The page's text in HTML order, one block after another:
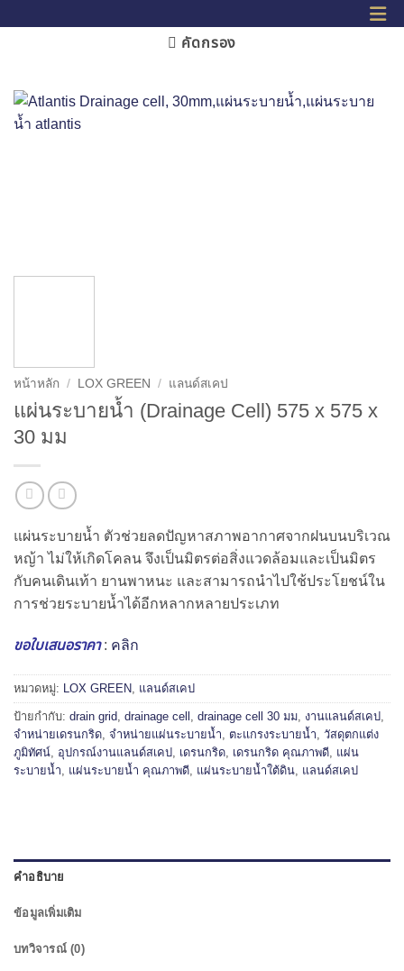
คัดกรอง
หน้าหลัก / LOX GREEN / แลนด์สเคป
แผ่นระบายน้ำ (Drainage Cell) 575 x 575 x
30 มม
แผ่นระบายน้ำ ตัวช่วยลดปัญหาสภาพอากาศจากฝนบนบริเวณ
หญ้า ไม่ให้เกิดโคลน จึงเป็นมิตรต่อสิ่งแวดล้อมและเป็นมิตร
กับคนเดินเท้า ยานพาหนะ และสามารถนำไปใช้ประโยชน์ใน
การช่วยระบายน้ำได้อีกหลากหลายประเภท
ขอใบเสนอราคา: คลิก
หมวดหมู่: LOX GREEN, แลนด์สเคป
ป้ายกำกับ: drain grid, drainage cell , drainage cell 30 มม, งานแลนด์สเคป,
จำหน่ายเดรนกริด, จำหน่ายแผ่นระบายน้ำ, ตะแกรงระบายน้ำ, วัสดุตกแต่ง
ภูมิทัศน์, อุปกรณ์งานแลนด์สเคป, เดรนกริด, เดรนกริด คุณภาพดี, แผ่น
ระบายน้ำ, แผ่นระบายน้ำ คุณภาพดี, แผ่นระบายน้ำใต้ดิน, แลนด์สเคป
คำอธิบาย
ข้อมูลเพิ่มเติม
บทวิจารณ์ (0)